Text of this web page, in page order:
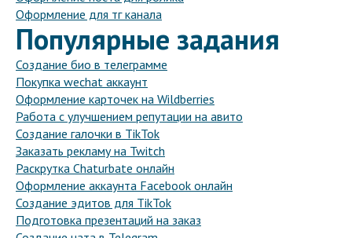
Оформление для тг канала
Популярные задания
Создание био в телеграмме
Покупка wechat аккаунт
Оформление карточек на Wildberries
Работа с улучшением репутации на авито
Создание галочки в TikTok
Заказать рекламу на Twitch
Раскрутка Chaturbate онлайн
Оформление аккаунта Facebook онлайн
Создание эдитов для TikTok
Подготовка презентаций на заказ